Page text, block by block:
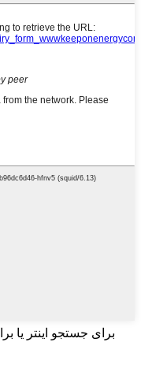
برای جستجو اینتر یا